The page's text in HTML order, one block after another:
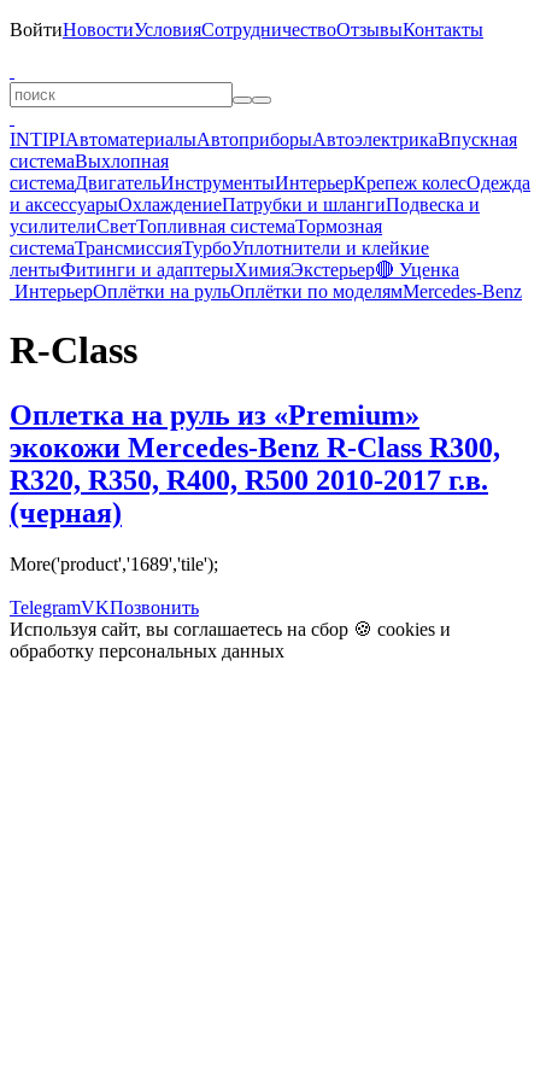
ВойтиНовостиУсловияСотрудничествоОтзывыКонтакты
INTIPIАвтоматериалыАвтоприборыАвтоэлектрикаВпускная
системаВыхлопная
системаДвигательИнструментыИнтерьерКрепеж колесОдежда
и аксессуарыОхлаждениеПатрубки и шлангиПодвеска и
усилителиСветТопливная системаТормозная
системаТрансмиссияТурбоУплотнители и клейкие
лентыФитинги и адаптерыХимияЭкстерьер🔴 Уценка
ИнтерьерОплётки на рульОплётки по моделямMercedes-Benz
R-Class
Оплетка на руль из «Premium»
экокожи Mercedes-Benz R-Class R300,
R320, R350, R400, R500 2010-2017 г.в.
(черная)
More('product','1689','tile');
TelegramVKПозвонить
Используя сайт, вы соглашаетесь на сбор 🍪 cookies и
обработку персональных данных